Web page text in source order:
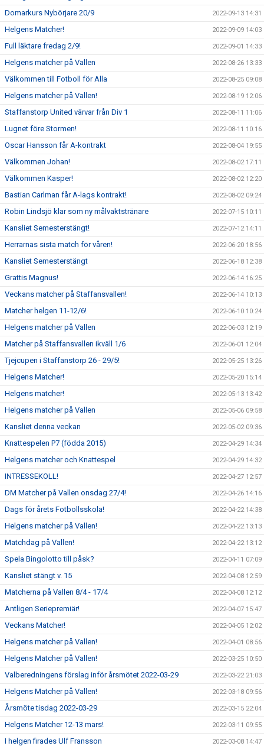
Domarkurs Nybörjare 20/9 2022-09-13 14:31
Helgens Matcher! 2022-09-09 14:03
Full läktare fredag 2/9! 2022-09-01 14:33
Helgens matcher på Vallen 2022-08-26 13:33
Välkommen till Fotboll för Alla 2022-08-25 09:08
Helgens matcher på Vallen! 2022-08-19 12:06
Staffanstorp United värvar från Div 1 2022-08-11 11:06
Lugnet före Stormen! 2022-08-11 10:16
Oscar Hansson får A-kontrakt 2022-08-04 19:55
Välkommen Johan! 2022-08-02 17:11
Välkommen Kasper! 2022-08-02 12:20
Bastian Carlman får A-lags kontrakt! 2022-08-02 09:24
Robin Lindsjö klar som ny målvaktstränare 2022-07-15 10:11
Kansliet Semesterstängt! 2022-07-12 14:11
Herrarnas sista match för våren! 2022-06-20 18:56
Kansliet Semesterstängt 2022-06-18 12:38
Grattis Magnus! 2022-06-14 16:25
Veckans matcher på Staffansvallen! 2022-06-14 10:13
Matcher helgen 11-12/6! 2022-06-10 10:24
Helgens matcher på Vallen 2022-06-03 12:19
Matcher på Staffansvallen ikväll 1/6 2022-06-01 12:04
Tjejcupen i Staffanstorp 26 - 29/5! 2022-05-25 13:26
Helgens Matcher! 2022-05-20 15:14
Helgens matcher! 2022-05-13 13:42
Helgens matcher på Vallen 2022-05-06 09:58
Kansliet denna veckan 2022-05-02 09:36
Knattespelen P7 (födda 2015) 2022-04-29 14:34
Helgens matcher och Knattespel 2022-04-29 14:32
INTRESSEKOLL! 2022-04-27 12:57
DM Matcher på Vallen onsdag 27/4! 2022-04-26 14:16
Dags för årets Fotbollsskola! 2022-04-22 14:38
Helgens matcher på Vallen! 2022-04-22 13:13
Matchdag på Vallen! 2022-04-22 13:12
Spela Bingolotto till påsk? 2022-04-11 07:09
Kansliet stängt v. 15 2022-04-08 12:59
Matcherna på Vallen 8/4 - 17/4 2022-04-08 12:12
Äntligen Seriepremiär! 2022-04-07 15:47
Veckans Matcher! 2022-04-05 12:02
Helgens matcher på Vallen! 2022-04-01 08:56
Helgens Matcher på Vallen! 2022-03-25 10:50
Valberedningens förslag inför årsmötet 2022-03-29 2022-03-22 21:03
Helgens Matcher på Vallen! 2022-03-18 09:56
Årsmöte tisdag 2022-03-29 2022-03-15 22:04
Helgens Matcher 12-13 mars! 2022-03-11 09:55
I helgen firades Ulf Fransson 2022-03-08 14:47